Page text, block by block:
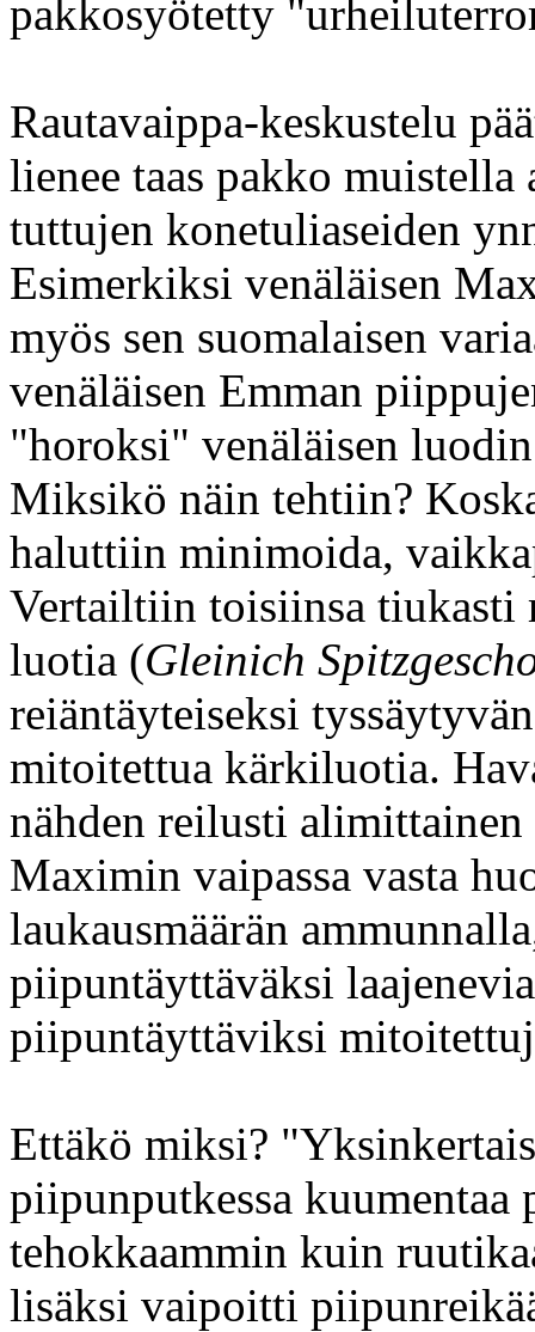
pakkosyötetty
Rautavaippa-keskustelu
lienee taas pakko
tuttujen konetuliaseiden
Esimerkiksi venäläisen
myös sen suomalaisen
venäläisen Emman
"horoksi" venäläisen
Miksikö näin tehtiin?
haluttiin minimoida,
Vertailtiin toisiinsa tiukasti
luotia (Gleinich
reiäntäyteiseksi
mitoitettua kärkiluotia.
nähden reilusti
Maximin vaipassa vasta
laukausmäärän
piipuntäyttäväksi
piipuntäyttäviksi
Ettäkö miksi?
piipunputkessa
tehokkaammin kuin
lisäksi vaipoitti